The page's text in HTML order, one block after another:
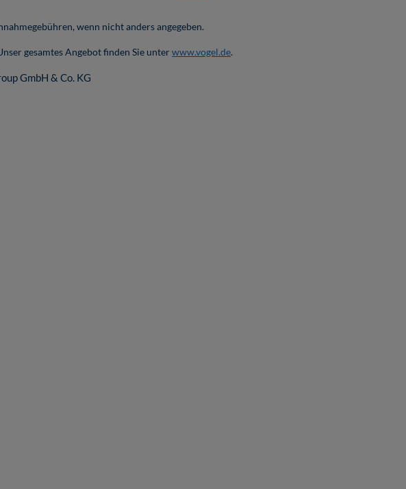
wenn nicht anders angegeben.
gesamtes Angebot finden Sie unterwww.vogel.de.
GmbH & Co. KG